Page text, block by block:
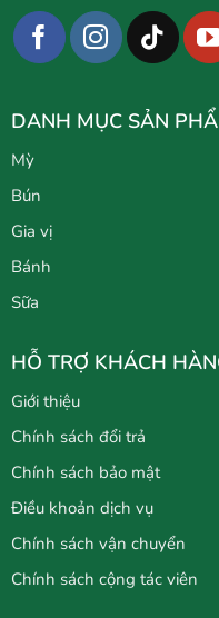
DANH MỤC SẢN
Mỳ
Bún
Gia vị
Bánh
Sữa
HỖ TRỢ KHÁCH
Giới thiệu
Chính sách đổi trả
Chính sách bảo mật
Điều khoản dịch vụ
Chính sách vận chuyển
Chính sách cộng tác viên